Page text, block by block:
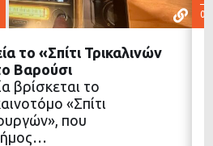
ΠΕΡΙΣΣΟΤΕΡΑ
το «Σπίτι Τρικαλινών
Βαρούσι
βρίσκεται το
«Σπίτι
που